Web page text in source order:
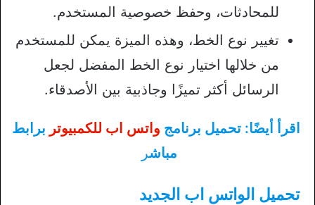
للمحادثات، وحفظ خصوصية المستخدم.
تغيير نوع الخط، وهذه الميزة يمكن للمستخدم
من خلالها اختيار نوع الخط المفضل لجعل
الرسائل أكثر تميزًا وجاذبية بين الأصدقاء.
اقرأ أيضًا: تحميل برنامج واتس اب للكمبيوتر برابط
مباشر
تحميل الواتس اب الجديد